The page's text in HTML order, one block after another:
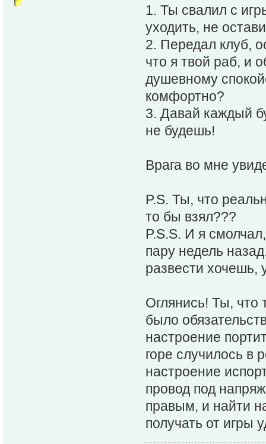
1. Ты свалил с
уходить, не
2. Передал клуб,
что я твой раб, и
душевному
комфортно?
3. Давай каждый
не будешь!
Врага во мне
P.S. Ты, что
то бы взял???
P.S.S. И я
пару недель
развести хочешь,
Оглянись! Ты, что
было
настроение
горе случилось в
настроение
провод под
правым, и найти
получать от игры